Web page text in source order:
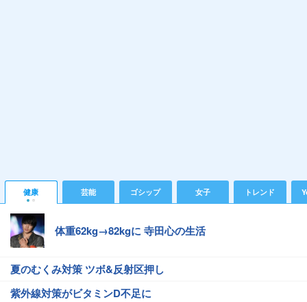
健康 芸能 ゴシップ 女子 トレンド
体重62kg→82kgに 寺田心の生活
夏のむくみ対策 ツボ&反射区押し
紫外線対策がビタミンD不足に